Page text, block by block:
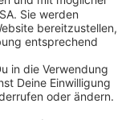
innerhalb